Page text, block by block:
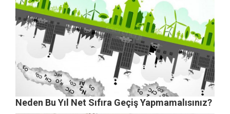
Neden Bu Yıl Net Sıfıra Geçiş Yapmamalısınız?